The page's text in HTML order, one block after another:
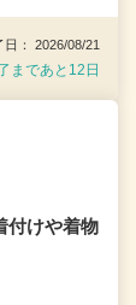
： 2026/08/21
まであと12日
付けや着物